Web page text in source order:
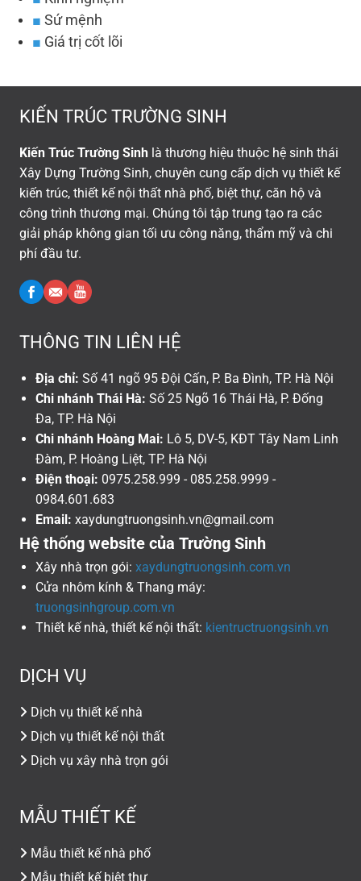
■ Sứ mệnh
■ Giá trị cốt lõi
KIẾN TRÚC TRƯỜNG SINH
Kiến Trúc Trường Sinh là thương hiệu thuộc hệ sinh thái
Xây Dựng Trường Sinh, chuyên cung cấp dịch vụ thiết kế
kiến trúc, thiết kế nội thất nhà phố, biệt thự, căn hộ và
công trình thương mại. Chúng tôi tập trung tạo ra các
giải pháp không gian tối ưu công năng, thẩm mỹ và chi
phí đầu tư.
THÔNG TIN LIÊN HỆ
Địa chỉ: Số 41 ngõ 95 Đội Cấn, P. Ba Đình, TP. Hà Nội
Chi nhánh Thái Hà: Số 25 Ngõ 16 Thái Hà, P. Đống
Đa, TP. Hà Nội
Chi nhánh Hoàng Mai: Lô 5, DV-5, KĐT Tây Nam Linh
Đàm, P. Hoàng Liệt, TP. Hà Nội
Điện thoại: 0975.258.999 - 085.258.9999 -
0984.601.683
Email: xaydungtruongsinh.vn@gmail.com
Hệ thống website của Trường Sinh
Xây nhà trọn gói: xaydungtruongsinh.com.vn
Cửa nhôm kính & Thang máy:
truongsinhgroup.com.vn
Thiết kế nhà, thiết kế nội thất: kientructruongsinh.vn
DỊCH VỤ
Dịch vụ thiết kế nhà
Dịch vụ thiết kế nội thất
Dịch vụ xây nhà trọn gói
MẪU THIẾT KẾ
Mẫu thiết kế nhà phố
Mẫu thiết kế biệt thự